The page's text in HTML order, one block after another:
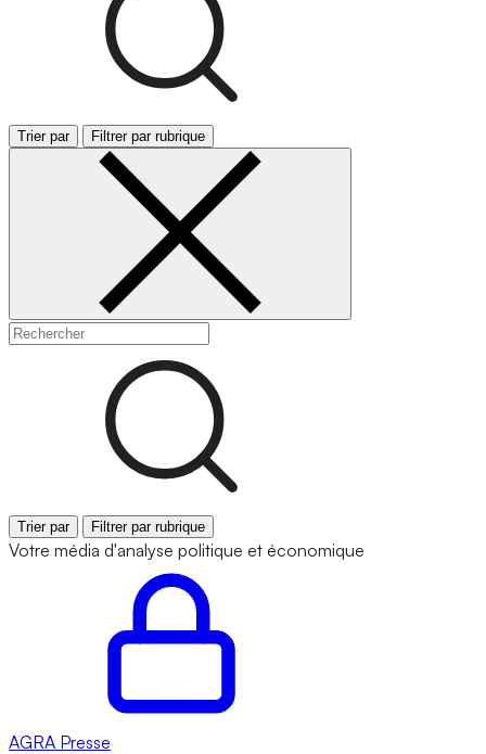
Trier par Filtrer par rubrique
Trier par Filtrer par rubrique
Votre média d'analyse politique et économique
AGRA Presse